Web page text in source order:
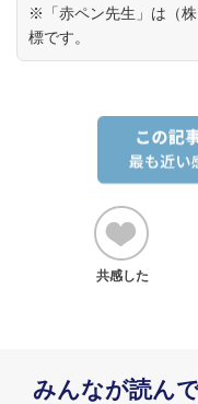
※「赤ペン先生」は（
標です。
共感した
みんなが読ん